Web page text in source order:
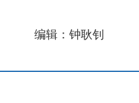
编辑：钟耿钊